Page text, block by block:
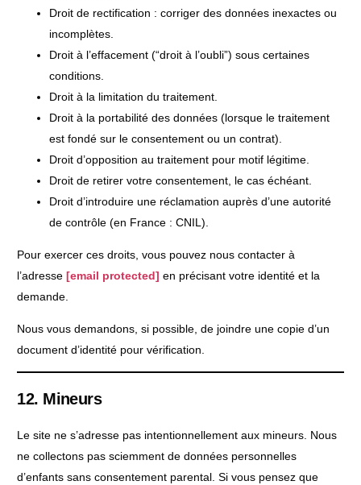
Droit de rectification : corriger des données inexactes ou
incomplètes.
Droit à l’effacement (“droit à l’oubli”) sous certaines
conditions.
Droit à la limitation du traitement.
Droit à la portabilité des données (lorsque le traitement
est fondé sur le consentement ou un contrat).
Droit d’opposition au traitement pour motif légitime.
Droit de retirer votre consentement, le cas échéant.
Droit d’introduire une réclamation auprès d’une autorité
de contrôle (en France : CNIL).
Pour exercer ces droits, vous pouvez nous contacter à
l’adresse[email protected] en précisant votre identité et la
demande.
Nous vous demandons, si possible, de joindre une copie d’un
document d’identité pour vérification.
12. Mineurs
Le site ne s’adresse pas intentionnellement aux mineurs. Nous
ne collectons pas sciemment de données personnelles
d’enfants sans consentement parental. Si vous pensez que